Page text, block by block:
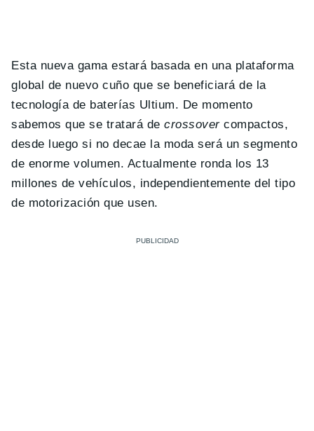
Esta nueva gama estará basada en una plataforma
global de nuevo cuño que se beneficiará de la
tecnología de baterías Ultium. De momento
sabemos que se tratará decrossovercompactos,
desde luego si no decae la moda será un segmento
de enorme volumen. Actualmente ronda los 13
millones de vehículos, independientemente del tipo
de motorización que usen.